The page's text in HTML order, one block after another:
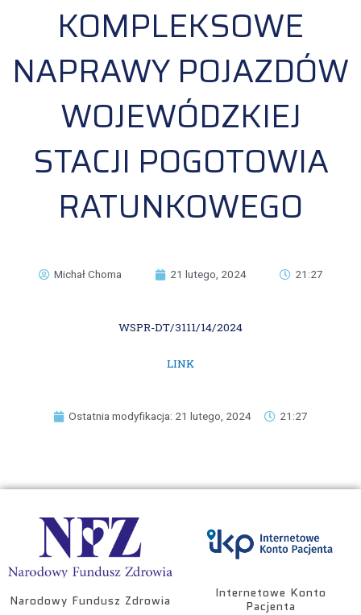
KOMPLEKSOWE
NAPRAWY POJAZDÓW
WOJEWÓDZKIEJ
STACJI POGOTOWIA
RATUNKOWEGO
Michał Choma 21 lutego, 2024 21:27
WSPR-DT/3111/14/2024
LINK
Ostatnia modyfikacja: 21 lutego, 2024 21:27
Narodowy Fundusz Zdrowia
Internetowe Konto
Pacjenta